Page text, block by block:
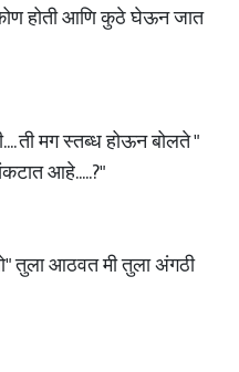
होती आणि कुठे घेऊन जात
ती मग स्तब्ध होऊन बोलते "
आहे.....?"
तुला आठवत मी तुला अंगठी